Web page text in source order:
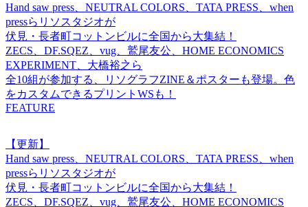
Hand saw press、NEUTRAL COLORS、TATA PRESS、when
pressらリソスタジオが
伏見・長者町コットンビルに全国から大集結！
ZECS、DF.SQEZ、vug、鷲尾友公、HOME ECONOMICS
EXPERIMENT、大橋裕之ら
全10組が参加する、リソグラフZINE＆ポスターも登場。色
をカスタムできるプリントWSも！
FEATURE
【更新】
Hand saw press、NEUTRAL COLORS、TATA PRESS、when
pressらリソスタジオが
伏見・長者町コットンビルに全国から大集結！
ZECS、DF.SQEZ、vug、鷲尾友公、HOME ECONOMICS